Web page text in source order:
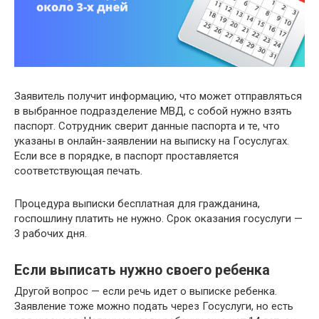
Заявитель получит информацию, что может отправляться
в выбранное подразделение МВД, с собой нужно взять
паспорт. Сотрудник сверит данные паспорта и те, что
указаны в онлайн-заявлении на выписку на Госуслугах.
Если все в порядке, в паспорт проставляется
соответствующая печать.
Процедура выписки бесплатная для гражданина,
госпошлину платить не нужно. Срок оказания госуслуги —
3 рабочих дня.
Если выписать нужно своего ребенка
Другой вопрос — если речь идет о выписке ребенка.
Заявление тоже можно подать через Госуслуги, но есть